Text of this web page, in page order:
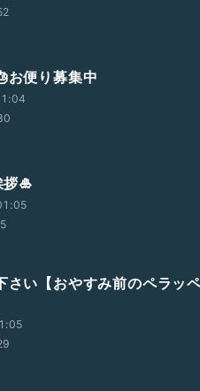
お便り募集中
🎍
さい【おやすみ前のペラッ